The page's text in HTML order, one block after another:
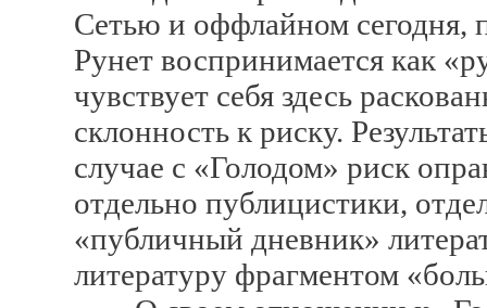
Сетью и оффлайном сегодня,
Рунет воспринимается как
чувствует себя здесь
склонность к риску.
случае с «Голодом» риск
отдельно публицистики,
«публичный дневник»
литературу фрагментом